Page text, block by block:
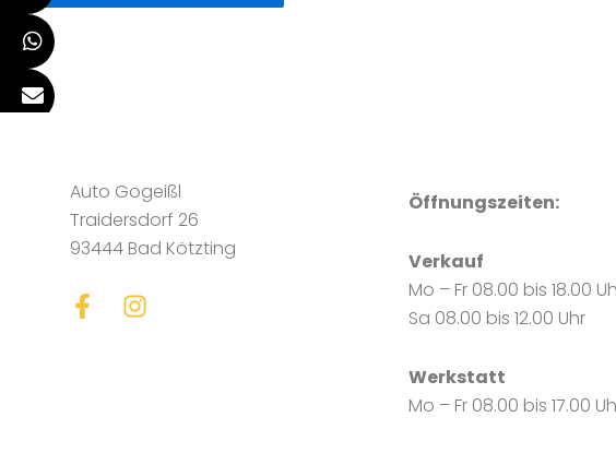
Auto Gogeißl
Traidersdorf 26
93444 Bad Kötzting
F
a
I
Öffnungszeiten:
Verkauf
Mo – Fr 08.00 bis 18.00
Sa 08.00 bis 12.00 Uhr
Werkstatt
Mo – Fr 08.00 bis 17.00